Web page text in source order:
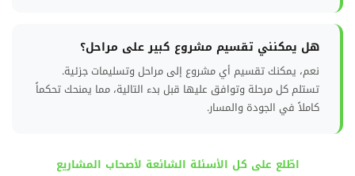
هل يمكنني تقسيم مشروع كبير على مراحل؟
نعم، يمكنك تقسيم أي مشروع إلى مراحل وتسليمات جزئية.
تستلم كل مرحلة وتوافق عليها قبل بدء التالية، مما يمنحك تحكماً
كاملاً في الجودة والمسار.
اطّلع على كل الأسئلة الشائعة لأصحاب المشاريع